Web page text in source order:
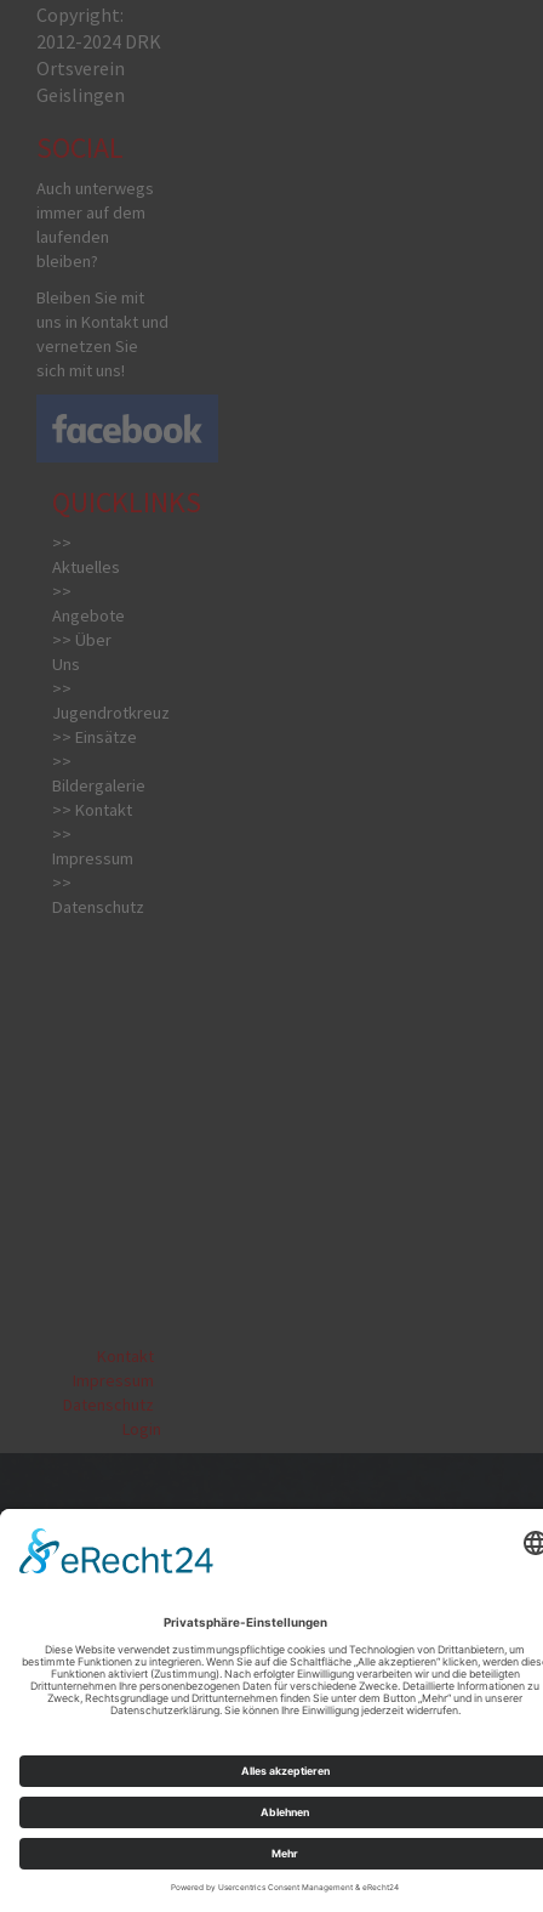
Copyright:
2012-2024 DRK
Ortsverein
Geislingen
SOCIAL
Auch unterwegs
immer auf dem
laufenden
bleiben?
Bleiben Sie mit
uns in Kontakt und
vernetzen Sie
sich mit uns!
QUICKLINKS
>>
Aktuelles
>>
Angebote
>> Über
Uns
>>
Jugendrotkreuz
>> Einsätze
>>
Bildergalerie
>> Kontakt
>>
Impressum
>>
Datenschutz
Kontakt
Impressum
Datenschutz
Login